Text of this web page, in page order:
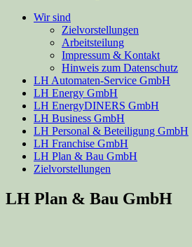
Wir sind
Zielvorstellungen
Arbeitsteilung
Impressum & Kontakt
Hinweis zum Datenschutz
LH Automaten-Service GmbH
LH Energy GmbH
LH EnergyDINERS GmbH
LH Business GmbH
LH Personal & Beteiligung GmbH
LH Franchise GmbH
LH Plan & Bau GmbH
Zielvorstellungen
LH Plan & Bau GmbH